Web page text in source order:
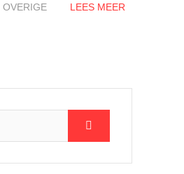
OVERIGE LEES MEER